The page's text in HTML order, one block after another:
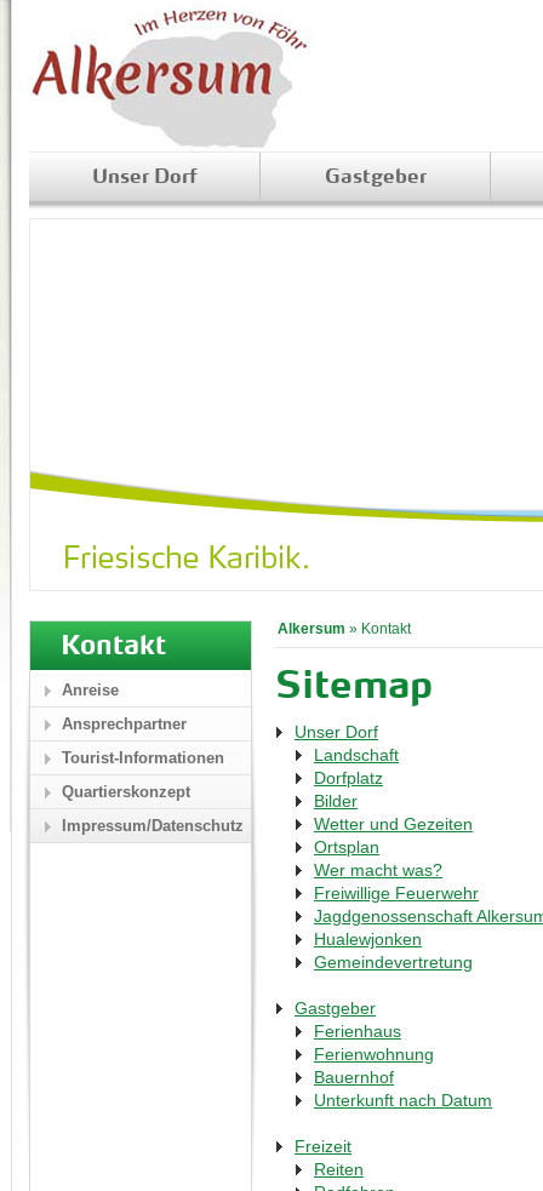
Unser Dorf Gastgeber
Alkersum » Kontakt
Sitemap
Unser Dorf
Landschaft
Dorfplatz
Bilder
Wetter und Gezeiten
Ortsplan
Wer macht was?
Freiwillige Feuerwehr
Jagdgenossenschaft
Hualewjonken
Gemeindevertretung
Gastgeber
Ferienhaus
Ferienwohnung
Bauernhof
Unterkunft nach Datum
Freizeit
Reiten
Kontakt
Anreise
Ansprechpartner
Tourist-Informationen
Quartierskonzept
Impressum/Datenschutz